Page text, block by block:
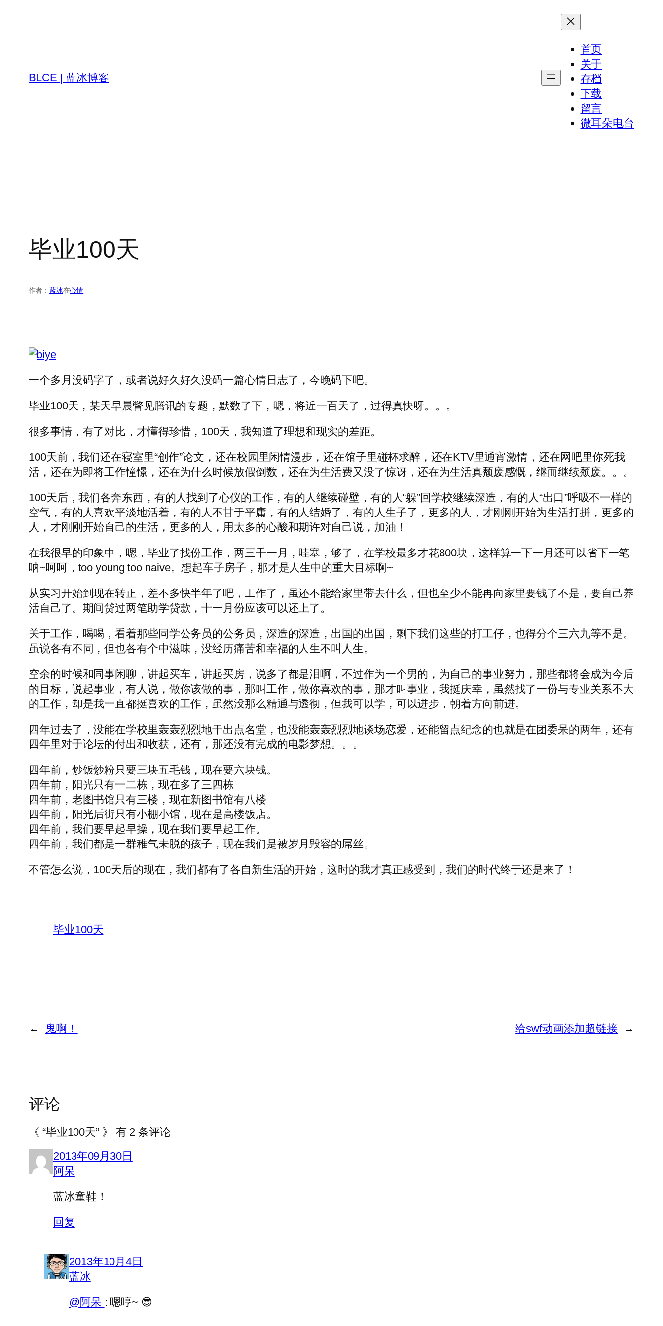
BLCE | 蓝冰博客
首页
关于
存档
下载
留言
微耳朵电台
毕业100天
作者： 蓝冰在心情
一个多月没码字了，或者说好久好久没码一篇心情日志了，今晚码下吧。
毕业100天，某天早晨瞥见腾讯的专题，默数了下，嗯，将近一百天了，过得真快呀。。。
很多事情，有了对比，才懂得珍惜，100天，我知道了理想和现实的差距。
100天前，我们还在寝室里“创作”论文，还在校园里闲情漫步，还在馆子里碰杯求醉，还在KTV里通宵激情，还在网吧里你死我
活，还在为即将工作憧憬，还在为什么时候放假倒数，还在为生活费又没了惊讶，还在为生活真颓废感慨，继而继续颓废。。。
100天后，我们各奔东西，有的人找到了心仪的工作，有的人继续碰壁，有的人“躲”回学校继续深造，有的人“出口”呼吸不一样的
空气，有的人喜欢平淡地活着，有的人不甘于平庸，有的人结婚了，有的人生子了，更多的人，才刚刚开始为生活打拼，更多的
人，才刚刚开始自己的生活，更多的人，用太多的心酸和期许对自己说，加油！
在我很早的印象中，嗯，毕业了找份工作，两三千一月，哇塞，够了，在学校最多才花800块，这样算一下一月还可以省下一笔
呐~呵呵，too young too naive。想起车子房子，那才是人生中的重大目标啊~
从实习开始到现在转正，差不多快半年了吧，工作了，虽还不能给家里带去什么，但也至少不能再向家里要钱了不是，要自己养
活自己了。期间贷过两笔助学贷款，十一月份应该可以还上了。
关于工作，喝喝，看着那些同学公务员的公务员，深造的深造，出国的出国，剩下我们这些的打工仔，也得分个三六九等不是。
虽说各有不同，但也各有个中滋味，没经历痛苦和幸福的人生不叫人生。
空余的时候和同事闲聊，讲起买车，讲起买房，说多了都是泪啊，不过作为一个男的，为自己的事业努力，那些都将会成为今后
的目标，说起事业，有人说，做你该做的事，那叫工作，做你喜欢的事，那才叫事业，我挺庆幸，虽然找了一份与专业关系不大
的工作，却是我一直都挺喜欢的工作，虽然没那么精通与透彻，但我可以学，可以进步，朝着方向前进。
四年过去了，没能在学校里轰轰烈烈地干出点名堂，也没能轰轰烈烈地谈场恋爱，还能留点纪念的也就是在团委呆的两年，还有
四年里对于论坛的付出和收获，还有，那还没有完成的电影梦想。。。
四年前，炒饭炒粉只要三块五毛钱，现在要六块钱。
四年前，阳光只有一二栋，现在多了三四栋
四年前，老图书馆只有三楼，现在新图书馆有八楼
四年前，阳光后街只有小棚小馆，现在是高楼饭店。
四年前，我们要早起早操，现在我们要早起工作。
四年前，我们都是一群稚气未脱的孩子，现在我们是被岁月毁容的屌丝。
不管怎么说，100天后的现在，我们都有了各自新生活的开始，这时的我才真正感受到，我们的时代终于还是来了！
毕业100天
← 鬼啊！ 给swf动画添加超链接 →
评论
《 “毕业100天” 》 有 2 条评论
2013年09月30日
阿呆
蓝冰童鞋！
回复
2013年10月4日
蓝冰
@阿呆 : 嗯哼~ 😎